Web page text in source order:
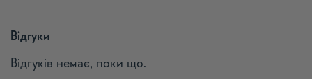
Відгуки
Відгуків немає, поки що.